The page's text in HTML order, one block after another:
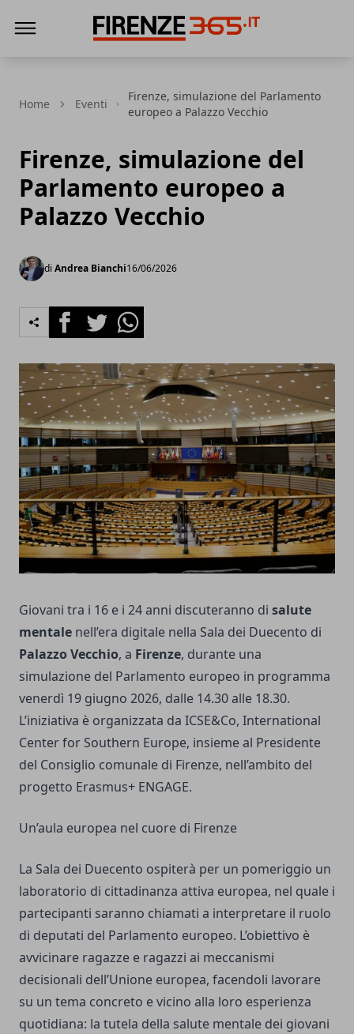
Home Eventi
Firenze, simulazione del Parlamento
europeo a Palazzo Vecchio
Firenze, simulazione del
Parlamento europeo a
Palazzo Vecchio
di Andrea Bianchi16/06/2026
FacebookTwitterWhatsapp
Giovani tra i 16 e i 24 anni discuteranno di salute
mentale nell’era digitale nella Sala dei Duecento di
Palazzo Vecchio, a Firenze, durante una
simulazione del Parlamento europeo in programma
venerdì 19 giugno 2026, dalle 14.30 alle 18.30.
L’iniziativa è organizzata da ICSE&Co, International
Center for Southern Europe, insieme al Presidente
del Consiglio comunale di Firenze, nell’ambito del
progetto Erasmus+ ENGAGE.
Un’aula europea nel cuore di Firenze
La Sala dei Duecento ospiterà per un pomeriggio un
laboratorio di cittadinanza attiva europea, nel quale i
partecipanti saranno chiamati a interpretare il ruolo
di deputati del Parlamento europeo. L’obiettivo è
avvicinare ragazze e ragazzi ai meccanismi
decisionali dell’Unione europea, facendoli lavorare
su un tema concreto e vicino alla loro esperienza
quotidiana: la tutela della salute mentale dei giovani